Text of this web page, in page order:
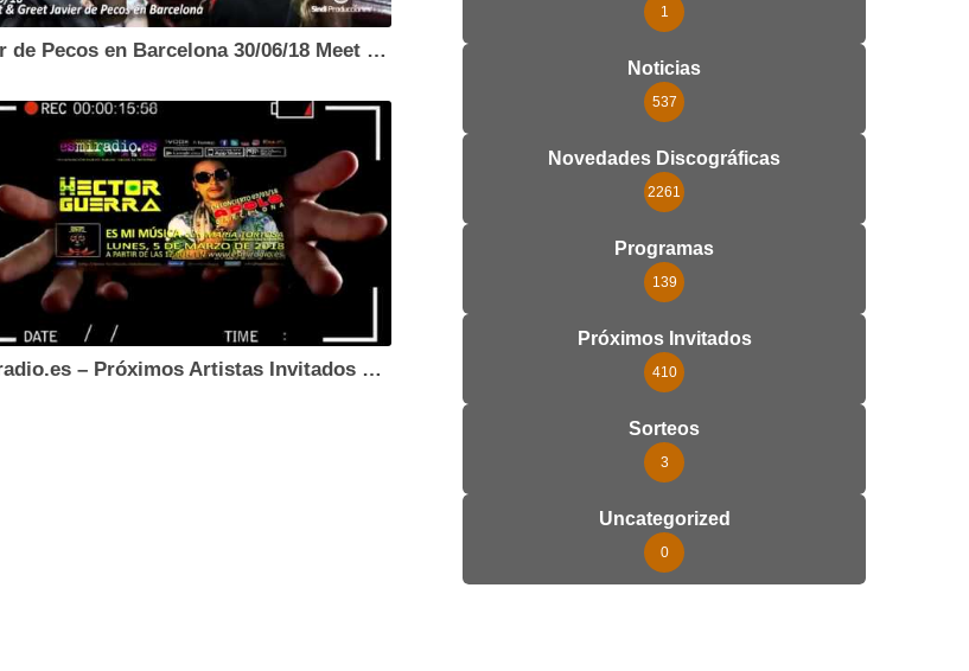
Javier de Pecos en Barcelona 30/06/18 Meet & Greet – esmiradio.es
esmiradio.es – Próximos Artistas Invitados 03/2018
1
Noticias
537
Novedades Discográficas
2261
Programas
139
Próximos Invitados
410
Sorteos
3
Uncategorized
0